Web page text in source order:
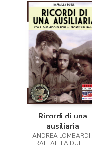
Ricordi di una
ausiliaria
ANDREA LOMBARDI
RAFFAELLA DUELLI